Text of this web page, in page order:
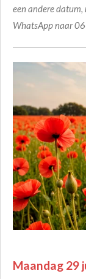
een andere
WhatsApp naar
Maandag 29